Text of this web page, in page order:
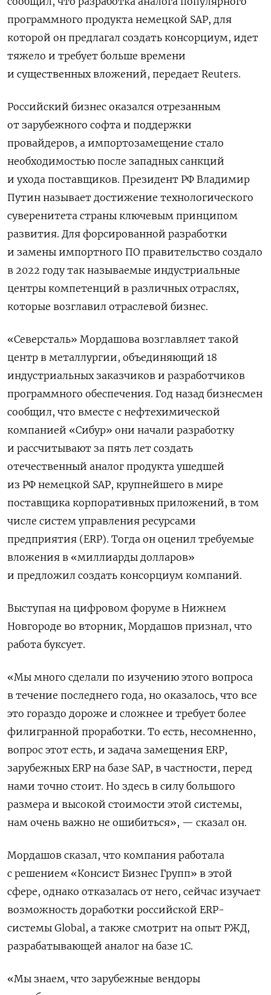
программного продукта немецкой SAP, для
которой он предлагал создать консорциум, идет
тяжело и требует больше времени
и существенных вложений, передает Reuters.
Российский бизнес оказался отрезанным
от зарубежного софта и поддержки
провайдеров, а импортозамещение стало
необходимостью после западных санкций
и ухода поставщиков. Президент РФ Владимир
Путин называет достижение технологического
суверенитета страны ключевым принципом
развития. Для форсированной разработки
и замены импортного ПО правительство создало
в 2022 году так называемые индустриальные
центры компетенций в различных отраслях,
которые возглавил отраслевой бизнес.
«Северсталь» Мордашова возглавляет такой
центр в металлургии, объединяющий 18
индустриальных заказчиков и разработчиков
программного обеспечения. Год назад бизнесмен
сообщил, что вместе с нефтехимической
компанией «Сибур» они начали разработку
и рассчитывают за пять лет создать
отечественный аналог продукта ушедшей
из РФ немецкой SAP, крупнейшего в мире
поставщика корпоративных приложений, в том
числе систем управления ресурсами
предприятия (ERP). Тогда он оценил требуемые
вложения в «миллиарды долларов»
и предложил создать консорциум компаний.
Выступая на цифровом форуме в Нижнем
Новгороде во вторник, Мордашов признал, что
работа буксует.
«Мы много сделали по изучению этого вопроса
в течение последнего года, но оказалось, что все
это гораздо дороже и сложнее и требует более
филигранной проработки. То есть, несомненно,
вопрос этот есть, и задача замещения ERP,
зарубежных ERP на базе SAP, в частности, перед
нами точно стоит. Но здесь в силу большого
размера и высокой стоимости этой системы,
нам очень важно не ошибиться», — сказал он.
Мордашов сказал, что компания работала
с решением «Консист Бизнес Групп» в этой
сфере, однако отказалась от него, сейчас изучает
возможность доработки российской ERP-
системы Global, а также смотрит на опыт РЖД,
разрабатывающей аналог на базе 1С.
«Мы знаем, что зарубежные вендоры